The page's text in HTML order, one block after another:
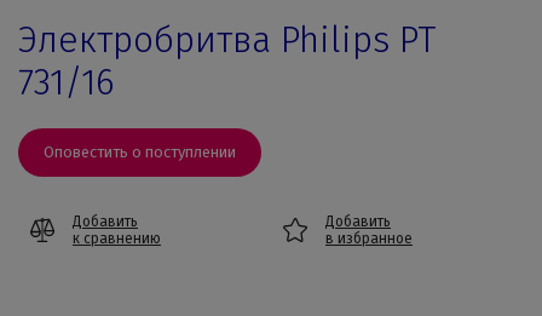
Электробритва Philips PT
731/16
Оповестить о поступлении
Добавить
к сравнению
Добавить
в избранное